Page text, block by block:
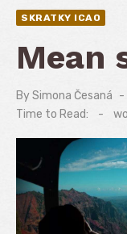
SKRATKY ICAO
Mean
BySimona Česaná
Time to Read:
-